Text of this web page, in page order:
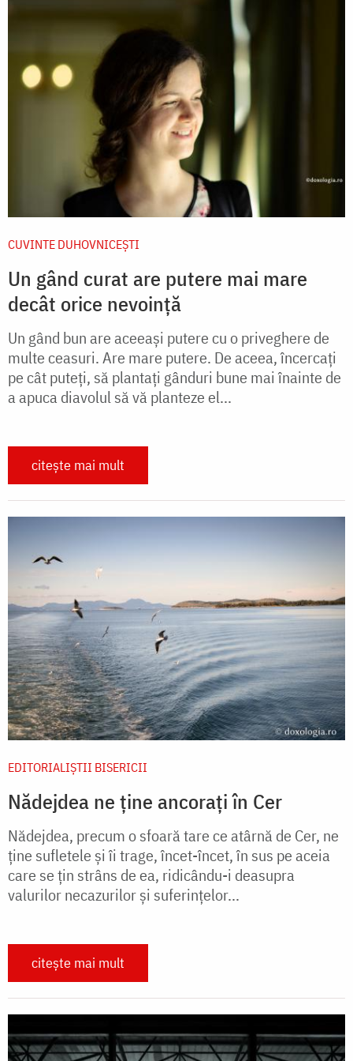
CUVINTE DUHOVNICEȘTI
Un gând curat are putere mai mare
decât orice nevoință
Un gând bun are aceeași putere cu o priveghere de
multe ceasuri. Are mare putere. De aceea, încercați
pe cât puteți, să plantați gânduri bune mai înainte de
a apuca diavolul să vă planteze el...
citește mai mult
EDITORIALIȘTII BISERICII
Nădejdea ne ține ancorați în Cer
Nădejdea, precum o sfoară tare ce atârnă de Cer, ne
ţine sufletele şi îi trage, încet-încet, în sus pe aceia
care se ţin strâns de ea, ridicându-i deasupra
valurilor necazurilor şi suferinţelor...
citește mai mult